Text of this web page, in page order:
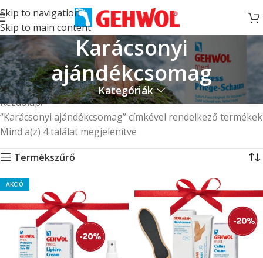
Skip to navigation
Skip to main content
Karácsonyi
ajándékcsomag
Kategóriák
Kezdőlap
“Karácsonyi ajándékcsomag” címkével rendelkező termékek
Mind a(z) 4 találat megjelenítve
Termékszűrő
AKCIÓ